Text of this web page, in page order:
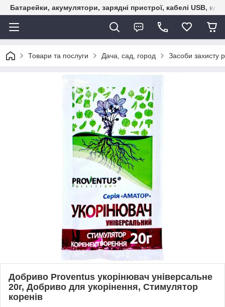
Батарейки, акумулятори, зарядні пристрої, кабелі USB,
Товари та послуги Дача, сад, город Засоби захисту
Добриво Proventus укорінювач універсальне
20г, Добриво для укорінення, Стимулятор
коренів